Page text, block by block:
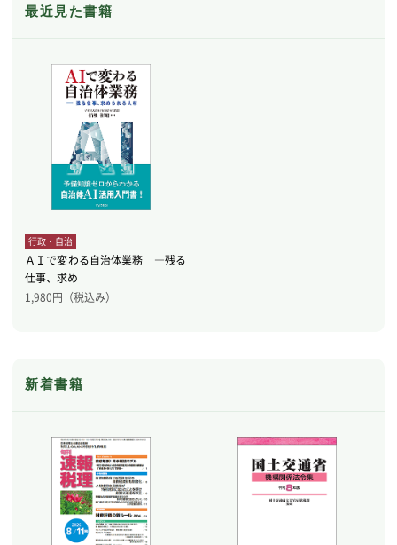
最近見た書籍
行政・自治
ＡＩで変わる自治体業務 ―残る
仕事、求め
1,980円（税込み）
新着書籍